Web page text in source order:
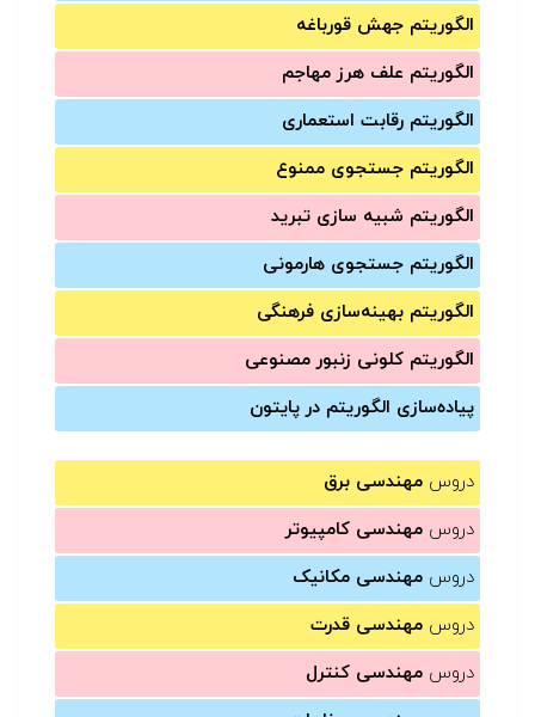
الگوریتم جهش قورباغه
الگوریتم علف هرز مهاجم
الگوریتم رقابت استعماری
الگوریتم جستجوی ممنوع
الگوریتم شبیه سازی تبرید
الگوریتم جستجوی هارمونی
الگوریتم بهینه‌سازی فرهنگی
الگوریتم کلونی زنبور مصنوعی
پیاده‌سازی الگوریتم در پایتون
دروس مهندسی برق
دروس مهندسی کامپیوتر
دروس مهندسی مکانیک
دروس مهندسی قدرت
دروس مهندسی کنترل